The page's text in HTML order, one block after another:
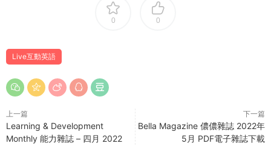
0 0
Live互動英語
上一篇
Learning & Development
Monthly 能力雜誌 – 四月 2022
下一篇
Bella Magazine 儂儂雜誌 2022年
5月 PDF電子雜誌下載